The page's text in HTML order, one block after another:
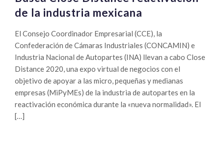
de la industria mexicana
El Consejo Coordinador Empresarial (CCE), la
Confederación de Cámaras Industriales (CONCAMIN) e
Industria Nacional de Autopartes (INA) llevan a cabo Close
Distance 2020, una expo virtual de negocios con el
objetivo de apoyar a las micro, pequeñas y medianas
empresas (MiPyMEs) de la industria de autopartes en la
reactivación económica durante la «nueva normalidad». El
[…]